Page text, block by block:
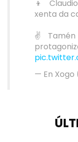
👦
xenta da
✌️ Tamén
— En Xogo